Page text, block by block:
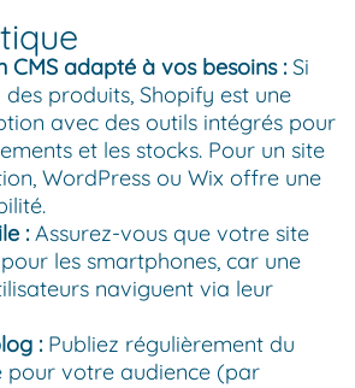
CMS adapté à vos besoins :Si
produits, Shopify est une
avec des outils intégrés pour
et les stocks. Pour un site
WordPress ou Wix offre une
:Assurez-vous que votre site
les smartphones, car une
naviguent via leur
:Publiez régulièrement du
pour votre audience (par